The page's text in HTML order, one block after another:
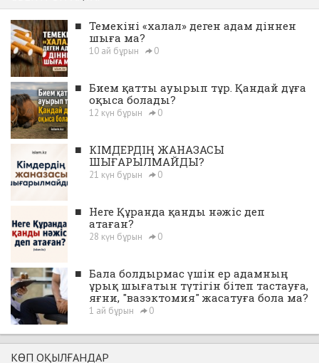
■ Темекіні «халал» деген адам діннен
шыға ма?
10 ай бұрын 0
■ Бием қатты ауырып тұр. Қандай дұға
оқыса болады?
12 күн бұрын 0
■ КІМДЕРДІҢ ЖАНАЗАСЫ
ШЫҒАРЫЛМАЙДЫ?
21 күн бұрын 0
■ Неге Құранда қанды нәжіс деп
атаған?
28 күн бұрын 0
■ Бала болдырмас үшін ер адамның
ұрық шығатын түтігін бітеп тастауға,
яғни, "вазэктомия" жасатуға бола ма?
1 ай бұрын 0
КӨП ОҚЫЛҒАНДАР